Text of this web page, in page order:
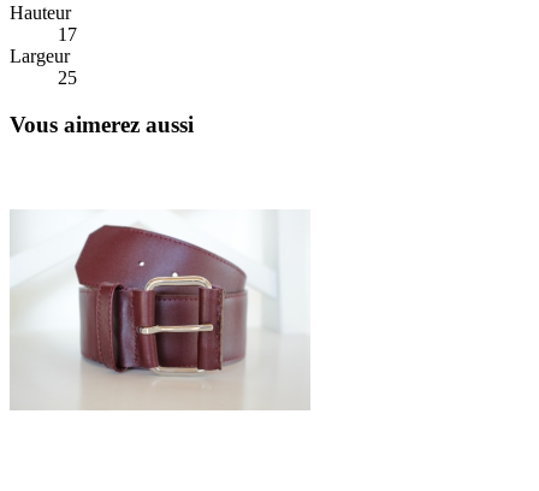
Hauteur
17
Largeur
25
Vous aimerez aussi